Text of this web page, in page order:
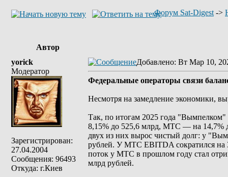
Форум Sat-Digest ->
Автор
yorick
Модератор
Зарегистрирован:
27.04.2004
Сообщения: 96493
Откуда: г.Киев
Добавлено: Вт Мар 10,
Федеральные операторы связи
Несмотря на замедление экономики,
Так, по итогам 2025 года
8,15% до 525,6 млрд, МТС — на 14,7%
двух из них вырос чистый долг: у
рублей. У МТС EBITDA сократился на
поток у МТС в прошлом году стал
млрд рублей.